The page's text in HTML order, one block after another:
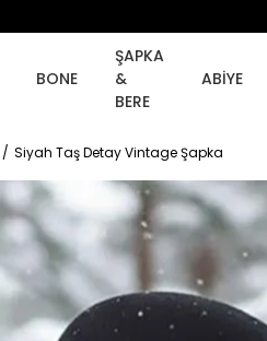
BONE
ŞAPKA
&
BERE
ABİYE
Siyah Taş Detay Vintage Şapka